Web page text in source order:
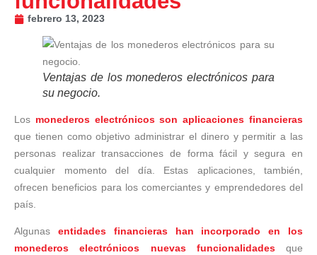
febrero 13, 2023
Ventajas de los monederos electrónicos para
su negocio.
Los monederos electrónicos son aplicaciones financieras
que tienen como objetivo administrar el dinero y permitir a las
personas realizar transacciones de forma fácil y segura en
cualquier momento del día. Estas aplicaciones, también,
ofrecen beneficios para los comerciantes y emprendedores del
país.
Algunas entidades financieras han incorporado en los
monederos electrónicos nuevas funcionalidadesque